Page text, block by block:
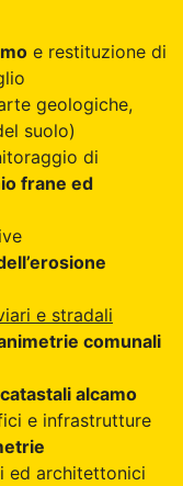
e restituzione di
geologiche,
suolo)
di
frane ed
e stradali
comunali
alcamo
e infrastrutture
ed architettonici